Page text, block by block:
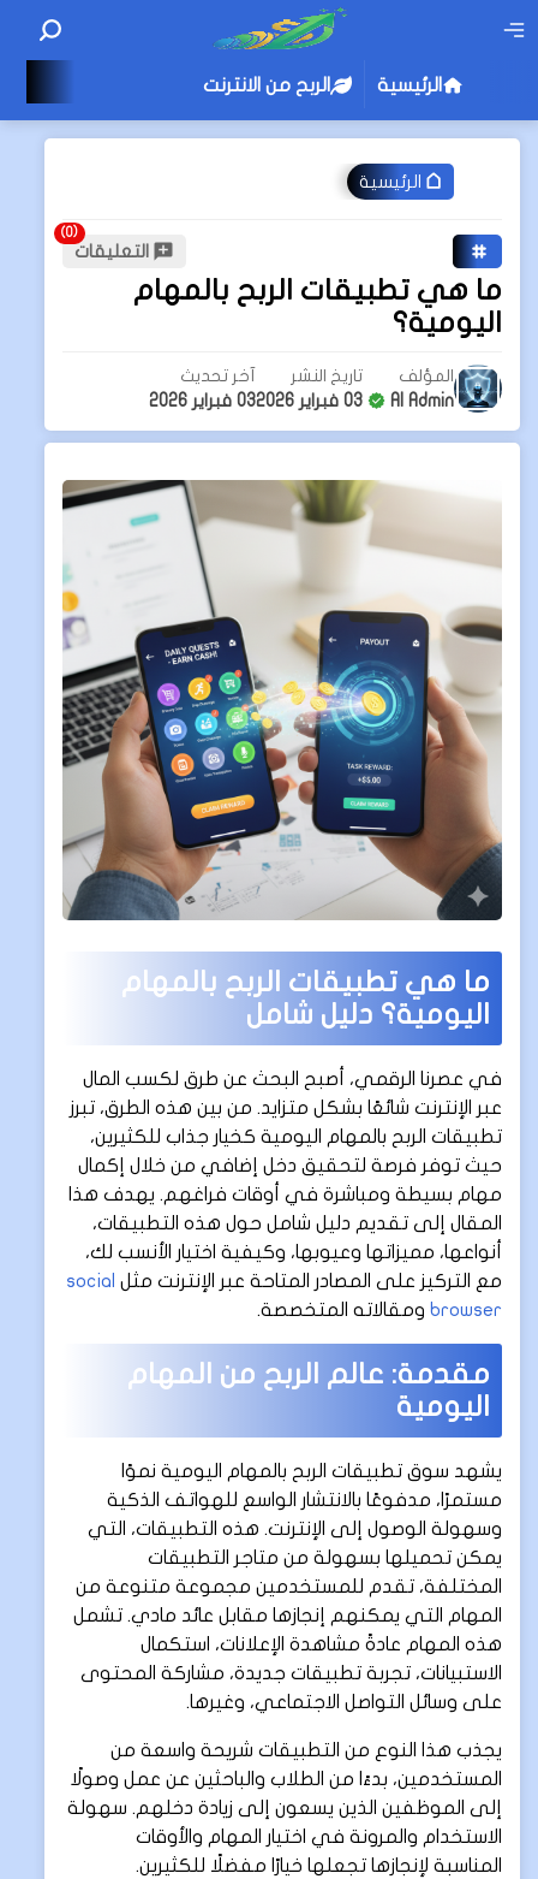
الرئيسية الربح من الانترنت
الرئيسية
التعليقات
ما هي تطبيقات الربح بالمهام
اليومية؟
المؤلف
AI Admin
تاريخ النشر
03 فبراير 2026
آخر تحديث
03 فبراير 2026
ما هي تطبيقات الربح بالمهام
اليومية؟ دليل شامل
في عصرنا الرقمي، أصبح البحث عن طرق لكسب المال
عبر الإنترنت شائعًا بشكل متزايد. من بين هذه الطرق، تبرز
تطبيقات الربح بالمهام اليومية كخيار جذاب للكثيرين،
حيث توفر فرصة لتحقيق دخل إضافي من خلال إكمال
مهام بسيطة ومباشرة في أوقات فراغهم. يهدف هذا
المقال إلى تقديم دليل شامل حول هذه التطبيقات،
أنواعها، مميزاتها وعيوبها، وكيفية اختيار الأنسب لك،
مع التركيز على المصادر المتاحة عبر الإنترنت مثل social
browser ومقالاته المتخصصة.
مقدمة: عالم الربح من المهام
اليومية
يشهد سوق تطبيقات الربح بالمهام اليومية نموًا
مستمرًا، مدفوعًا بالانتشار الواسع للهواتف الذكية
وسهولة الوصول إلى الإنترنت. هذه التطبيقات، التي
يمكن تحميلها بسهولة من متاجر التطبيقات
المختلفة، تقدم للمستخدمين مجموعة متنوعة من
المهام التي يمكنهم إنجازها مقابل عائد مادي. تشمل
هذه المهام عادةً مشاهدة الإعلانات، استكمال
الاستبيانات، تجربة تطبيقات جديدة، مشاركة المحتوى
على وسائل التواصل الاجتماعي، وغيرها.
يجذب هذا النوع من التطبيقات شريحة واسعة من
المستخدمين، بدءًا من الطلاب والباحثين عن عمل وصولًا
إلى الموظفين الذين يسعون إلى زيادة دخلهم. سهولة
الاستخدام والمرونة في اختيار المهام والأوقات
المناسبة لإنجازها تجعلها خيارًا مفضلًا للكثيرين.